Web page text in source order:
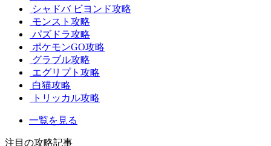
シャドバ ビヨンド攻略
モンスト攻略
パズドラ攻略
ポケモンGO攻略
グラブル攻略
エグリプト攻略
白猫攻略
トリッカル攻略
一覧を見る
注目の攻略記事